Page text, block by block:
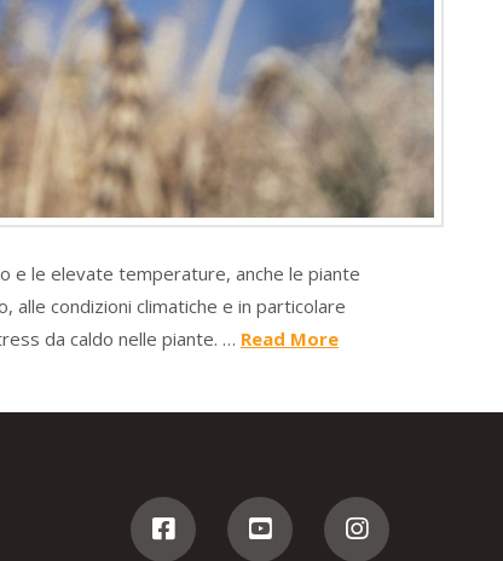
e le elevate temperature, anche le piante
alle condizioni climatiche e in particolare
da caldo nelle piante. … Read More